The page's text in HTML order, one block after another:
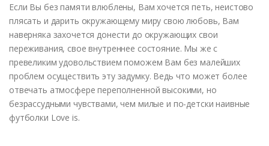
Если Вы без памяти влюблены, Вам хочется петь, неистово
плясать и дарить окружающему миру свою любовь, Вам
наверняка захочется донести до окружающих свои
переживания, свое внутреннее состояние. Мы же с
превеликим удовольствием поможем Вам без малейших
проблем осуществить эту задумку. Ведь что может более
отвечать атмосфере переполненной высокими, но
безрассудными чувствами, чем милые и по-детски наивные
футболки Love is.